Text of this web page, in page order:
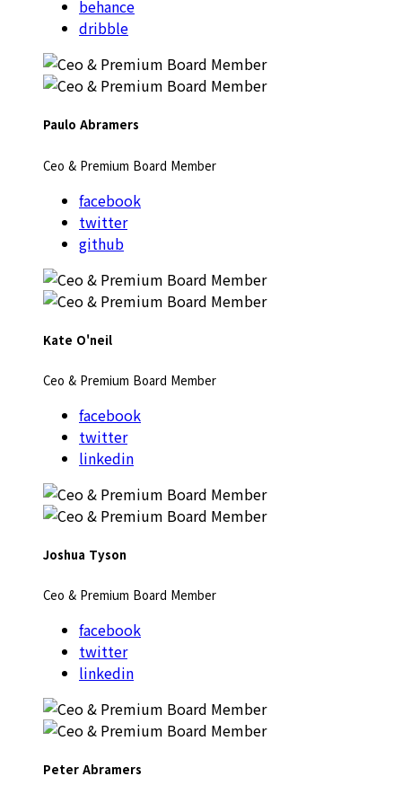
behance
dribble
Paulo Abramers
Ceo & Premium Board Member
facebook
twitter
github
Kate O'neil
Ceo & Premium Board Member
facebook
twitter
linkedin
Joshua Tyson
Ceo & Premium Board Member
facebook
twitter
linkedin
Peter Abramers